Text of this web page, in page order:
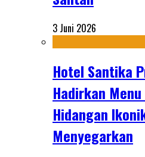
3 Juni 2026
Hotel Santika
Hadirkan
Hidangan
Menyegarkan